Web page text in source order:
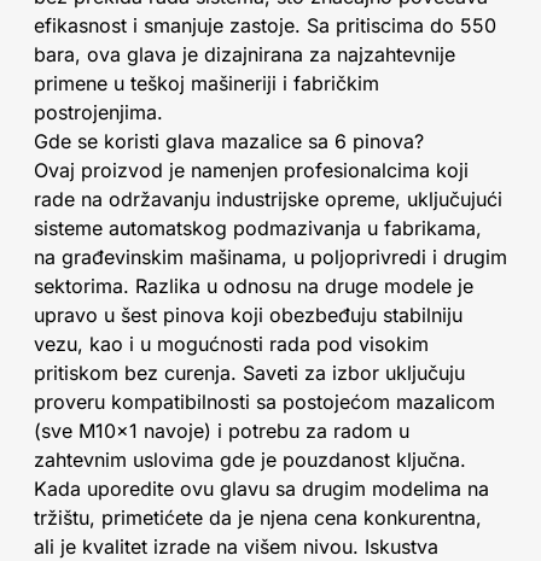
efikasnost i smanjuje zastoje. Sa pritiscima do 550
bara, ova glava je dizajnirana za najzahtevnije
primene u teškoj mašineriji i fabričkim
postrojenjima.
Gde se koristi glava mazalice sa 6 pinova?
Ovaj proizvod je namenjen profesionalcima koji
rade na održavanju industrijske opreme, uključujući
sisteme automatskog podmazivanja u fabrikama,
na građevinskim mašinama, u poljoprivredi i drugim
sektorima. Razlika u odnosu na druge modele je
upravo u šest pinova koji obezbeđuju stabilniju
vezu, kao i u mogućnosti rada pod visokim
pritiskom bez curenja. Saveti za izbor uključuju
proveru kompatibilnosti sa postojećom mazalicom
(sve M10x1 navoje) i potrebu za radom u
zahtevnim uslovima gde je pouzdanost ključna.
Kada uporedite ovu glavu sa drugim modelima na
tržištu, primetićete da je njena cena konkurentna,
ali je kvalitet izrade na višem nivou. Iskustva